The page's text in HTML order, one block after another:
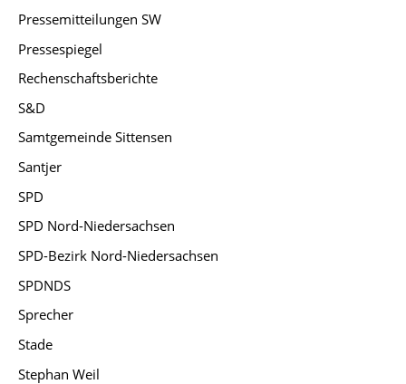
Pressemitteilungen SW
Pressespiegel
Rechenschaftsberichte
S&D
Samtgemeinde Sittensen
Santjer
SPD
SPD Nord-Niedersachsen
SPD-Bezirk Nord-Niedersachsen
SPDNDS
Sprecher
Stade
Stephan Weil